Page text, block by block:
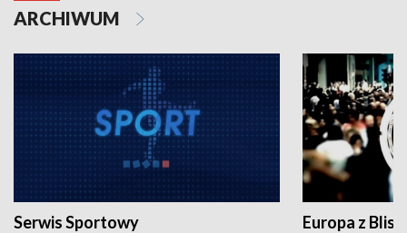
ARCHIWUM
Serwis Sportowy Europa z